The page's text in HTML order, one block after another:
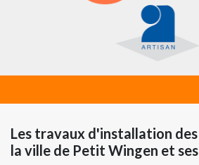
Les travaux d'installation
la ville de Petit Wingen et